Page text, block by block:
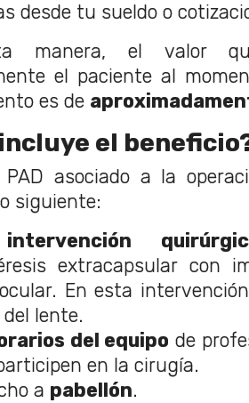
desde tu sueldo o
manera, el valor
el paciente al
es de
el
PAD asociado a la
siguiente:
extracapsular con
En esta
lente.
del equipo de
en la cirugía.
a pabellón.